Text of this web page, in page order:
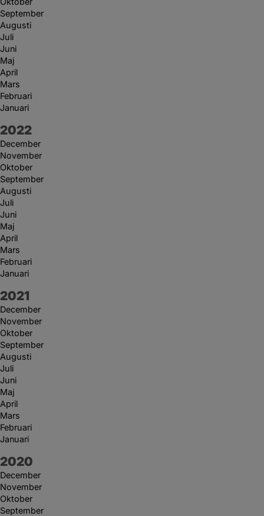
September
Augusti
Juli
Juni
Maj
April
Mars
Februari
Januari
År:
2022
December
November
Oktober
September
Augusti
Juli
Juni
Maj
April
Mars
Februari
Januari
År:
2021
December
November
Oktober
September
Augusti
Juli
Juni
Maj
April
Mars
Februari
Januari
År:
2020
December
November
Oktober
September